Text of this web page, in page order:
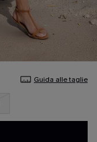
Guida alle taglie